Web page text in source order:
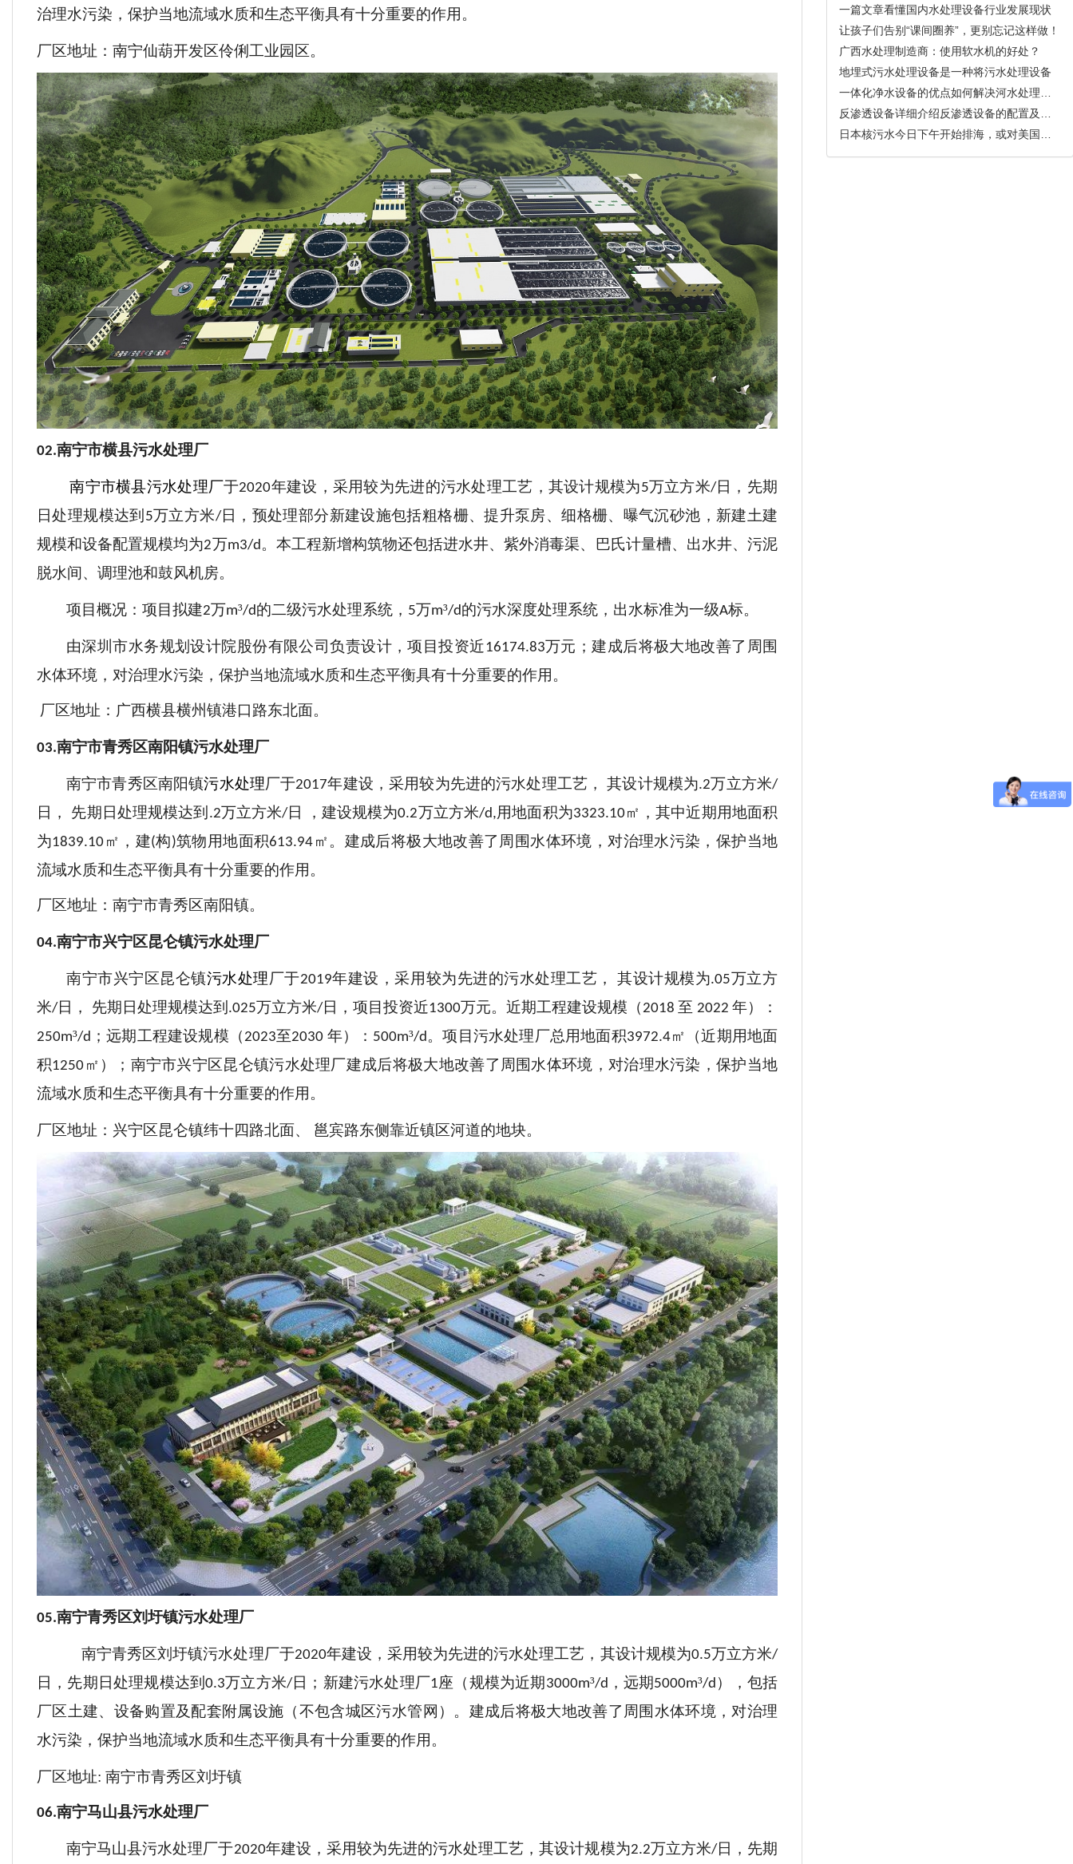
治理水污染，保护当地流域水质和生态平衡具有十分重要的作用。
厂区地址：南宁仙葫开发区伶俐工业园区。
02.南宁市横县污水处理厂
南宁市横县污水处理厂于2020年建设，采用较为先进的污水处理工艺，其设计规模为5万立方米/日，先期
日处理规模达到 5万立方米/日，预处理部分新建设施包括粗格栅、提升泵房、细格栅、曝气沉砂池，新建土建
规模和设备配置规模均为2万m3/d。本工程新增构筑物还包括进水井、紫外消毒渠、巴氏计量槽、出水井、污泥
脱水间、调理池和鼓风机房。
项目概况：项目拟建2万m³/d的二级污水处理系统， 5万m³/d的污水深度处理系统，出水标准为一级A标。
由深圳市水务规划设计院股份有限公司负责设计，项目投资近16174.83万元 ；建成后将极大地改善了周围
水体环境，对治理水污染，保护当地流域水质和生态平衡具有十分重要的作用。
厂区地址：广西横县横州镇港口路东北面。
03.南宁市青秀区南阳镇污水处理厂
南宁市青秀区南阳镇污水处理厂于2017年建设，采用较为先进的污水处理工艺， 其设计规模为.2万立方米/
日， 先期日处理规模达到 .2万立方米/日 ，建设规模为0.2万立方米/d,用地面积为3323.10㎡，其中近期用地面积
为1839.10 ㎡，建(构)筑物用地面积613.94 ㎡。建成后将极大地改善了周围水体环境，对治理水污染，保护当地
流域水质和生态平衡具有十分重要的作用。
厂区地址：南宁市青秀区南阳镇。
04.南宁市兴宁区昆仑镇污水处理厂
南宁市兴宁区昆仑镇污水处理厂于2019年建设，采用较为先进的污水处理工艺， 其设计规模为.05万立方
米/日， 先期日处理规模达到 .025万立方米/日 ， 项目投资近1300万元。 近期工程建设规模（2018 至 2022 年）：
250m³/d ；远期工程建设规模（2023至2030 年）： 500m³/d。项目污水处理厂总用地面积3972.4㎡
（近期用地面
积1250 ㎡ ） ； 南宁市兴宁区昆仑镇污水处理厂建成后将极大地改善了周围水体环境，对治理水污染，保护当地
流域水质和生态平衡具有十分重要的作用。
厂区地址：兴宁区昆仑镇纬十四路北面、 邕宾路东侧靠近镇区河道的地块。
05.南宁青秀区刘圩镇污水处理厂
南宁青秀区刘圩镇污水处理厂于2020年建设，采用较为先进的污水处理工艺，其设计规模为0.5万立方米/
日，先期日处理规模达到0.3万立方米/日 ； 新建污水处理厂1座（规模为近期 3000m³/d ，远期5000m³/d ），包括
厂区土建、设备购置及配套附属设施（不包含城区污水管网）。建成后将极大地改善了周围水体环境，对治理
水污染，保护当地流域水质和生态平衡具有十分重要的作用。
厂区地址: 南宁市青秀区刘圩镇
06.南宁马山县污水处理厂
南宁马山县污水处理厂于2020年建设，采用较为先进的污水处理工艺，其设计规模为2.2万立方米/日，先期
一篇文章看懂国内水处理设备行业发展现状
让孩子们告别“课间圈养”，更别忘记这样做！
广西水处理制造商：使用软水机的好处？
地埋式污水处理设备是一种将污水处理设备